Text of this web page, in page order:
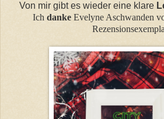
Von mir gibt es wieder eine klare
Ich danke Evelyne Aschwanden